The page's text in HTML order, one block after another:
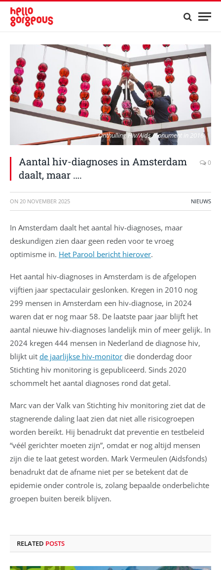
Onthulling Hiv/Aids monument in 2016
Aantal hiv-diagnoses in Amsterdam
daalt, maar ….
0
ON 20 NOVEMBER 2025 NIEUWS
In Amsterdam daalt het aantal hiv-diagnoses, maar
deskundigen zien daar geen reden voor te vroeg
optimisme in. Het Parool bericht hierover.
Het aantal hiv-diagnoses in Amsterdam is de afgelopen
vijftien jaar spectaculair geslonken. Kregen in 2010 nog
299 mensen in Amsterdam een hiv-diagnose, in 2024
waren dat er nog maar 58. De laatste paar jaar blijft het
aantal nieuwe hiv-diagnoses landelijk min of meer gelijk. In
2024 kregen 444 mensen in Nederland de diagnose hiv,
blijkt uit de jaarlijkse hiv-monitor die donderdag door
Stichting hiv monitoring is gepubliceerd. Sinds 2020
schommelt het aantal diagnoses rond dat getal.
Marc van der Valk van Stichting hiv monitoring ziet dat de
stagnerende daling laat zien dat niet alle risicogroepen
worden bereikt. Hij benadrukt dat preventie en testbeleid
“véél gerichter moeten zijn”, omdat er nog altijd mensen
zijn die te laat getest worden. Mark Vermeulen (Aidsfonds)
benadrukt dat de afname niet per se betekent dat de
epidemie onder controle is, zolang bepaalde onderbelichte
groepen buiten bereik blijven.
RELATED POSTS